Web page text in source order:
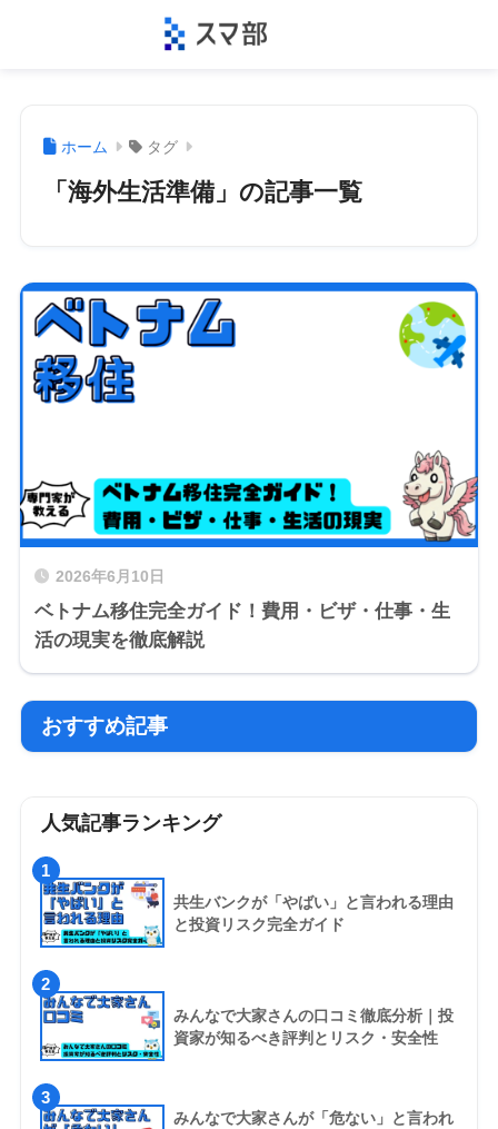
ホーム タグ
「海外生活準備」の記事一覧
2026年6月10日
ベトナム移住完全ガイド！費用・ビザ・仕事・生
活の現実を徹底解説
おすすめ記事
人気記事ランキング
1
共生バンクが「やばい」と言われる理由
と投資リスク完全ガイド
2
みんなで大家さんの口コミ徹底分析｜投
資家が知るべき評判とリスク・安全性
3
みんなで大家さんが「危ない」と言われ